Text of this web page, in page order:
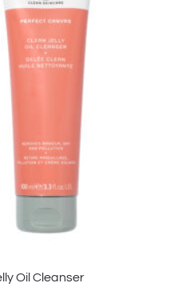
Oil Cleanser